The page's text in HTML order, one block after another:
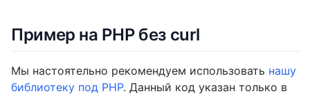
Пример на PHP без curl
Мы настоятельно рекомендуем использовать нашу
библиотеку под PHP. Данный код указан только в